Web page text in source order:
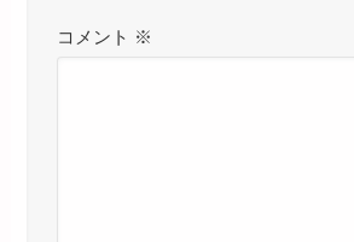
コメント ※